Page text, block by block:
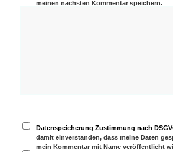
meinen nächsten Kommentar speichern.
Datenspeicherung Zustimmung nach
damit einverstanden, dass meine Daten
mein Kommentar mit Name veröffentlicht